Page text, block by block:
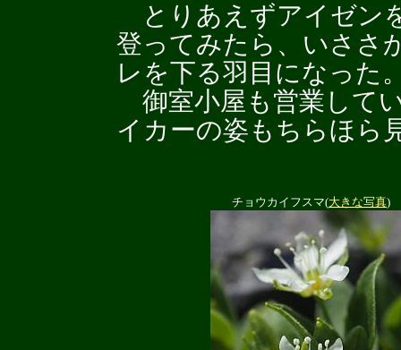
とりあえずアイゼン
登ってみたら、いささ
レを下る羽目になった
御室小屋も営業して
イカーの姿もちらほら
チョウカイフスマ(大きな写真)